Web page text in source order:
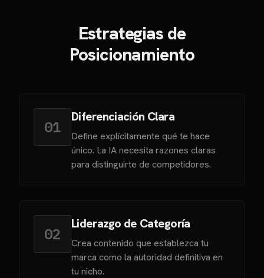
Estrategias de
Posicionamiento
01
Diferenciación Clara
Define explícitamente qué te hace
único. La IA necesita razones claras
para distinguirte de competidores.
02
Liderazgo de Categoría
Crea contenido que establezca tu
marca como la autoridad definitiva en
tu nicho.